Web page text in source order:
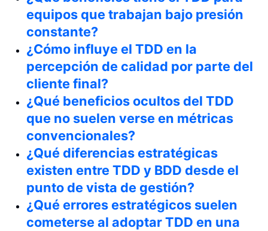
equipos que trabajan bajo presión
constante?
¿Cómo influye el TDD en la
percepción de calidad por parte del
cliente final?
¿Qué beneficios ocultos del TDD
que no suelen verse en métricas
convencionales?
¿Qué diferencias estratégicas
existen entre TDD y BDD desde el
punto de vista de gestión?
¿Qué errores estratégicos suelen
cometerse al adoptar TDD en una